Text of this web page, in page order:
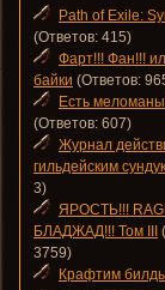
Path of Exile:
(Ответов: 415)
Фарт!!! Фан!!!
байки (Ответов:
Есть
(Ответов: 607)
Журнал
гильдейским
3)
ЯРОСТЬ!!!
БЛАДЖАД!!! Том III
3759)
Крафтим